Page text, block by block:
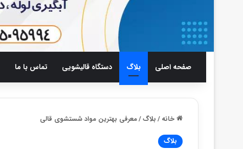
صفحه اصلی بلاگ دستگاه قالیشویی تماس با ما
خانه/بلاگ/معرفی بهترین مواد شستشوی قالی
بلاگ